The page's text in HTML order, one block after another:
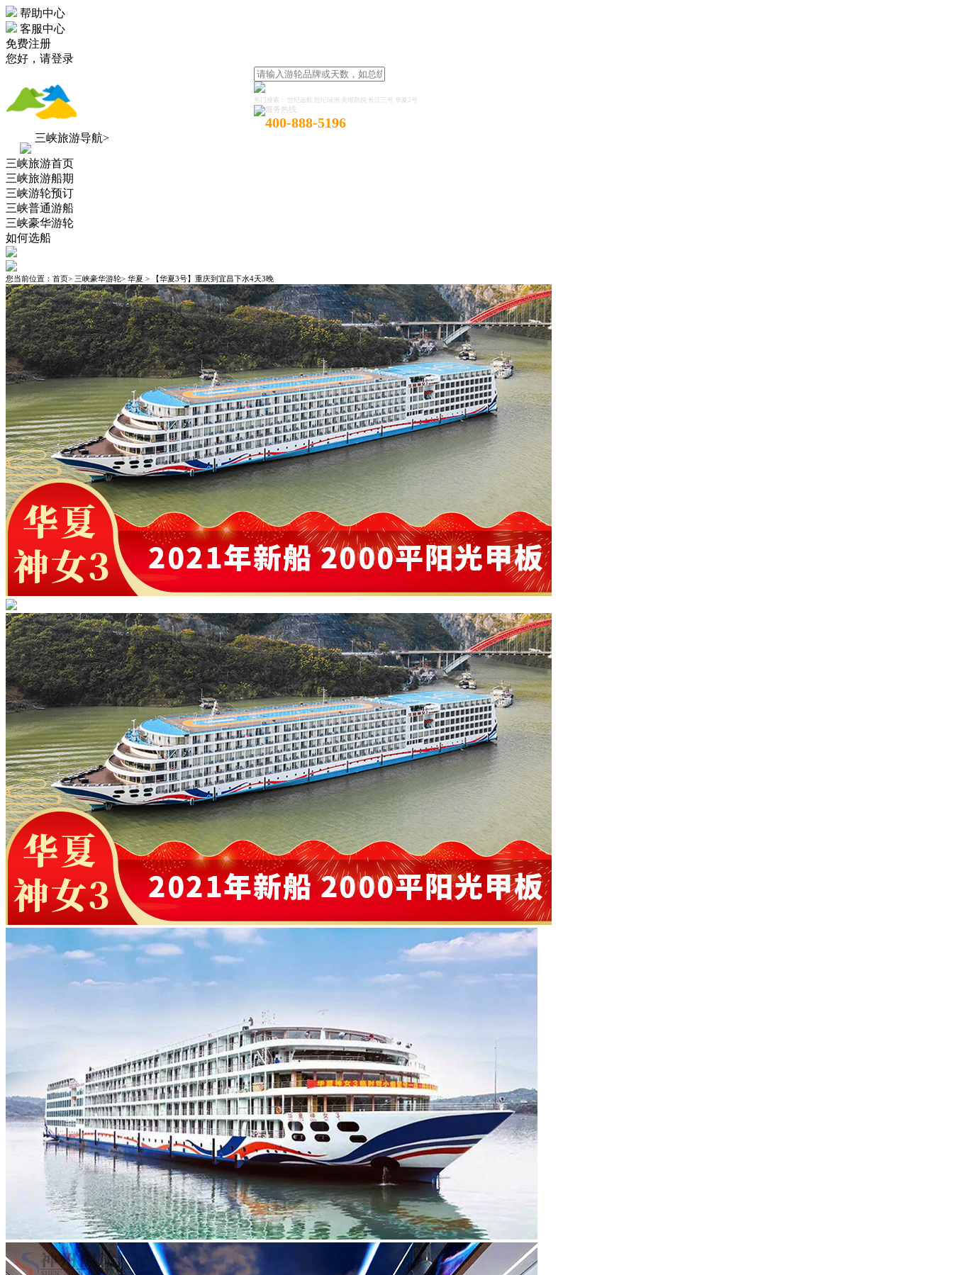
帮助中心
客服中心
免费注册
您好， 请登录
热门搜索： 世纪远航 世纪绿洲 美维凯悦 长江三号 华夏3号
服务热线
400-888-5196
三峡旅游导航>
三峡旅游首页
三峡旅游船期
三峡游轮预订
三峡普通游船
三峡豪华游轮
如何选船
您当前位置： 首页> 三峡豪华游轮> 华夏 > 【华夏3号】重庆到宜昌下水4天3晚